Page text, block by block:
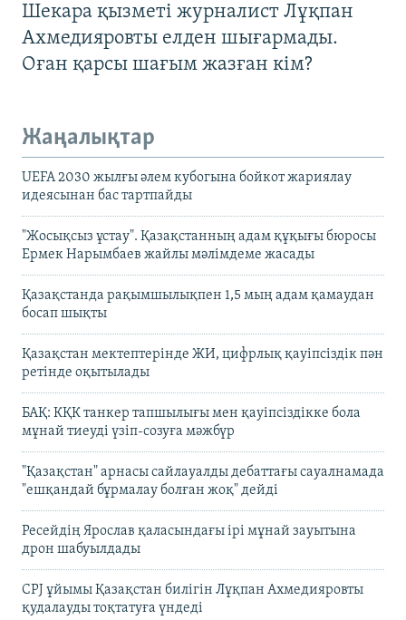
Шекара қызметі журналист Лұқпан
Ахмедияровты елден шығармады.
Оған қарсы шағым жазған кім?
Жаңалықтар
UEFA 2030 жылғы әлем кубогына бойкот жариялау
идеясынан бас тартпайды
"Жосықсыз ұстау". Қазақстанның адам құқығы бюросы
Ермек Нарымбаев жайлы мәлімдеме жасады
Қазақстанда рақымшылықпен 1,5 мың адам қамаудан
босап шықты
Қазақстан мектептерінде ЖИ, цифрлық қауіпсіздік пән
ретінде оқытылады
БАҚ: КҚК танкер тапшылығы мен қауіпсіздікке бола
мұнай тиеуді үзіп-созуға мәжбүр
"Қазақстан" арнасы сайлауалды дебаттағы сауалнамада
"ешқандай бұрмалау болған жоқ" дейді
Ресейдің Ярослав қаласындағы ірі мұнай зауытына
дрон шабуылдады
CPJ ұйымы Қазақстан билігін Лұқпан Ахмедияровты
қудалауды тоқтатуға үндеді